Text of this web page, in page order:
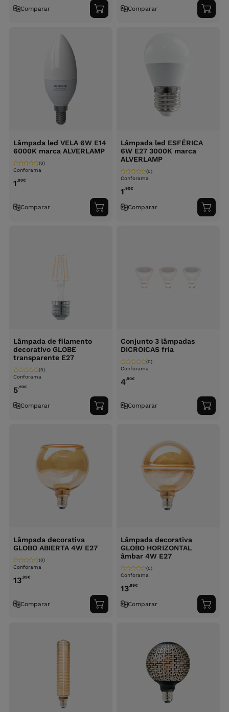
Comparar
Adicionar
ao
Comparar
ao
Lâmpada led VELA 6W E14
6000K marca ALVERLAMP
Conforama
(0)
1,90€
Comparar
Adicionar
ao
Lâmpada led ESFÉRICA
6W E27 3000K marca
ALVERLAMP
Conforama
(0)
1,90€
Comparar
ao
Lâmpada de filamento
decorativo GLOBE
transparente E27
Conforama
(0)
5,90€
Comparar
Adicionar
ao
Conjunto 3 lâmpadas
DICROICAS fria
Conforama
(0)
4,90€
Comparar
ao
Lâmpada decorativa
GLOBO ABIERTA 4W E27
Conforama
(0)
13,99€
Comparar
Adicionar
ao
Lâmpada decorativa
GLOBO HORIZONTAL
âmbar 4W E27
Conforama
(0)
13,99€
Comparar
ao